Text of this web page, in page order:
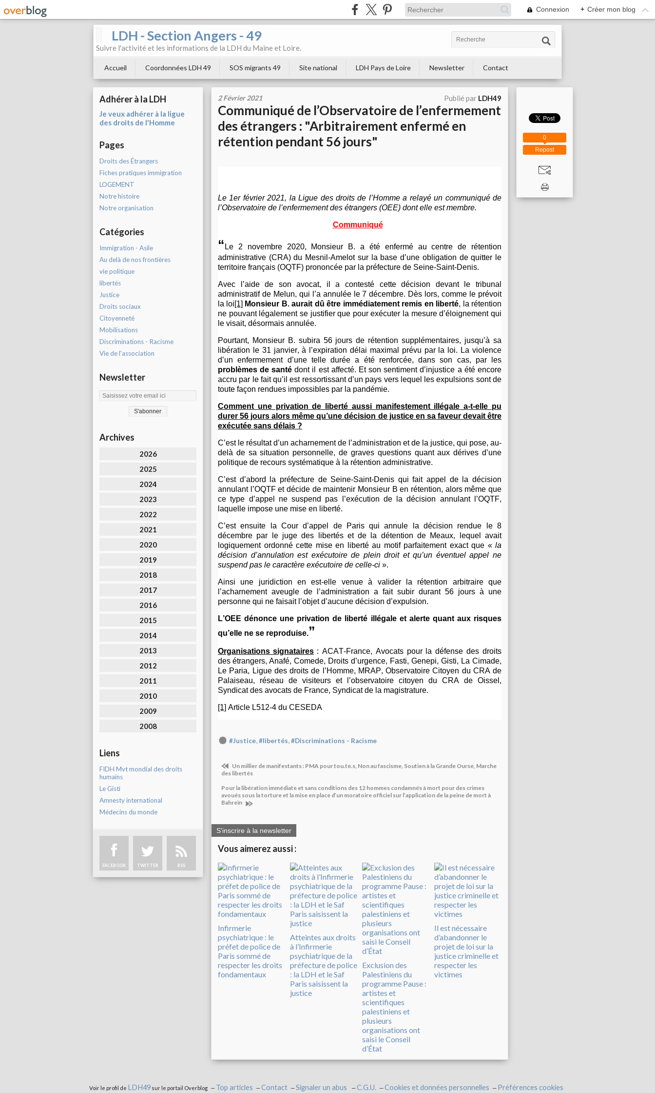
Connexion + Créer mon blog
LDH - Section Angers - 49
Suivre l'activité et les informations de la LDH du Maine et Loire.
Accueil Coordonnées LDH 49 SOS migrants 49 Site national LDH Pays de Loire Newsletter Contact
Adhérer à la LDH
Je veux adhérer à la ligue
des droits de l'Homme
Pages
Droits des Étrangers
Fiches pratiques immigration
LOGEMENT
Notre histoire
Notre organisation
Catégories
Immigration - Asile
Au delà de nos frontières
vie politique
libertés
Justice
Droits sociaux
Citoyenneté
Mobilisations
Discriminations - Racisme
Vie de l'association
Newsletter
Archives
2026
2025
2024
2023
2022
2021
2020
2019
2018
2017
2016
2015
2014
2013
2012
2011
2010
2009
2008
Liens
FIDH Mvt mondial des droits
humains
Le Gisti
Amnesty international
Médecins du monde
FACEBOOK TWITTER RSS
2 Février 2021 Publié par LDH49
Communiqué de l’Observatoire de l’enfermement
des étrangers : "Arbitrairement enfermé en
rétention pendant 56 jours"
Le 1er février 2021, la Ligue des droits de l’Homme a relayé un communiqué de
l’Observatoire de l’enfermement des étrangers (OEE) dont elle est membre.
Communiqué
“ Le 2 novembre 2020, Monsieur B. a été enfermé au centre de rétention
administrative (CRA) du Mesnil-Amelot sur la base d’une obligation de quitter le
territoire français (OQTF) prononcée par la préfecture de Seine-Saint-Denis.
Avec l’aide de son avocat, il a contesté cette décision devant le tribunal
administratif de Melun, qui l’a annulée le 7 décembre. Dès lors, comme le prévoit
la loi[1] Monsieur B. aurait dû être immédiatement remis en liberté, la rétention
ne pouvant légalement se justifier que pour exécuter la mesure d’éloignement qui
le visait, désormais annulée.
Pourtant, Monsieur B. subira 56 jours de rétention supplémentaires, jusqu’à sa
libération le 31 janvier, à l’expiration délai maximal prévu par la loi. La violence
d’un enfermement d’une telle durée a été renforcée, dans son cas, par les
problèmes de santé dont il est affecté. Et son sentiment d’injustice a été encore
accru par le fait qu’il est ressortissant d’un pays vers lequel les expulsions sont de
toute façon rendues impossibles par la pandémie.
Comment une privation de liberté aussi manifestement illégale a-t-elle pu
durer 56 jours alors même qu’une décision de justice en sa faveur devait être
exécutée sans délais ?
C’est le résultat d’un acharnement de l’administration et de la justice, qui pose, au-
delà de sa situation personnelle, de graves questions quant aux dérives d’une
politique de recours systématique à la rétention administrative.
C’est d’abord la préfecture de Seine-Saint-Denis qui fait appel de la décision
annulant l’OQTF et décide de maintenir Monsieur B en rétention, alors même que
ce type d’appel ne suspend pas l’exécution de la décision annulant l’OQTF,
laquelle impose une mise en liberté.
C’est ensuite la Cour d’appel de Paris qui annule la décision rendue le 8
décembre par le juge des libertés et de la détention de Meaux, lequel avait
logiquement ordonné cette mise en liberté au motif parfaitement exact que « la
décision d’annulation est exécutoire de plein droit et qu’un éventuel appel ne
suspend pas le caractère exécutoire de celle-ci ».
Ainsi une juridiction en est-elle venue à valider la rétention arbitraire que
l’acharnement aveugle de l’administration a fait subir durant 56 jours à une
personne qui ne faisait l’objet d’aucune décision d’expulsion.
L’OEE dénonce une privation de liberté illégale et alerte quant aux risques
qu’elle ne se reproduise.”
Organisations signataires : ACAT-France, Avocats pour la défense des droits
des étrangers, Anafé, Comede, Droits d’urgence, Fasti, Genepi, Gisti, La Cimade,
Le Paria, Ligue des droits de l’Homme, MRAP, Observatoire Citoyen du CRA de
Palaiseau, réseau de visiteurs et l’observatoire citoyen du CRA de Oissel,
Syndicat des avocats de France, Syndicat de la magistrature.
[1] Article L512-4 du CESEDA
#Justice,#libertés,#Discriminations - Racisme
des libertés
Pour la libération immédiate et sans conditions des 12 hommes condamnés à mort pour des crimes
avoués sous la torture et la mise en place d’un moratoire officiel sur l’application de la peine de mort à
Bahreïn
S'inscrire à la newsletter
Vous aimerez aussi :
Infirmerie
psychiatrique : le
préfet de police de
Paris sommé de
respecter les droits
fondamentaux
Atteintes aux droits
à l’Infirmerie
psychiatrique de la
préfecture de police
: la LDH et le Saf
Paris saisissent la
justice
Exclusion des
Palestiniens du
programme Pause :
artistes et
scientifiques
palestiniens et
plusieurs
organisations ont
saisi le Conseil
d’État
Il est nécessaire
d’abandonner le
projet de loi sur la
justice criminelle et
respecter les
victimes
Repost
0
Voir le profil de LDH49sur le portail Overblog Top articles Contact Signaler un abus C.G.U. Cookies et données personnelles Préférences cookies